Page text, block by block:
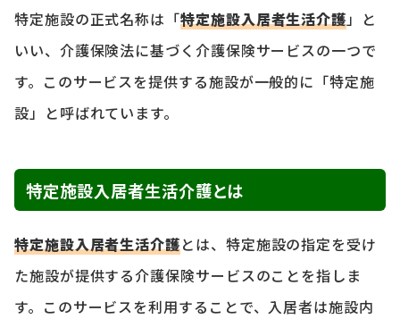
特定施設の正式名称は「特定施設入居者生活介護」と
いい、介護保険法に基づく介護保険サービスの一つで
す。このサービスを提供する施設が一般的に「特定施
設」と呼ばれています。
特定施設入居者生活介護とは
特定施設入居者生活介護とは、特定施設の指定を受け
た施設が提供する介護保険サービスのことを指しま
す。このサービスを利用することで、入居者は施設内